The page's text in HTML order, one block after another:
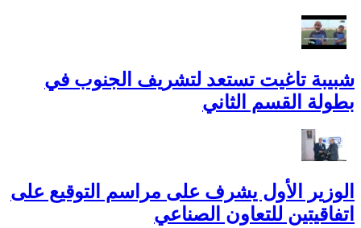
شبيبة تاغيت تستعد لتشريف الجنوب في
بطولة القسم الثاني
الوزير الأول يشرف على مراسم التوقيع على
اتفاقيتين للتعاون الصناعي